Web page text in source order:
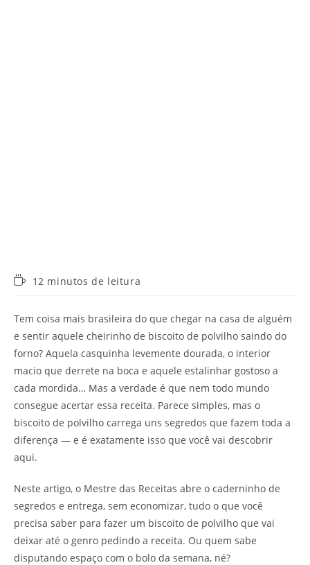
Tempo12 minutos de leitura
Tem coisa mais brasileira do que chegar na casa de alguém
e sentir aquele cheirinho de biscoito de polvilho saindo do
forno? Aquela casquinha levemente dourada, o interior
macio que derrete na boca e aquele estalinhar gostoso a
cada mordida… Mas a verdade é que nem todo mundo
consegue acertar essa receita. Parece simples, mas o
biscoito de polvilho carrega uns segredos que fazem toda a
diferença — e é exatamente isso que você vai descobrir
aqui.
Neste artigo, o Mestre das Receitas abre o caderninho de
segredos e entrega, sem economizar, tudo o que você
precisa saber para fazer um biscoito de polvilho que vai
deixar até o genro pedindo a receita. Ou quem sabe
disputando espaço com o bolo da semana, né?